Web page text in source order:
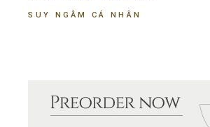
SUY NGẪM CÁ NHÂN